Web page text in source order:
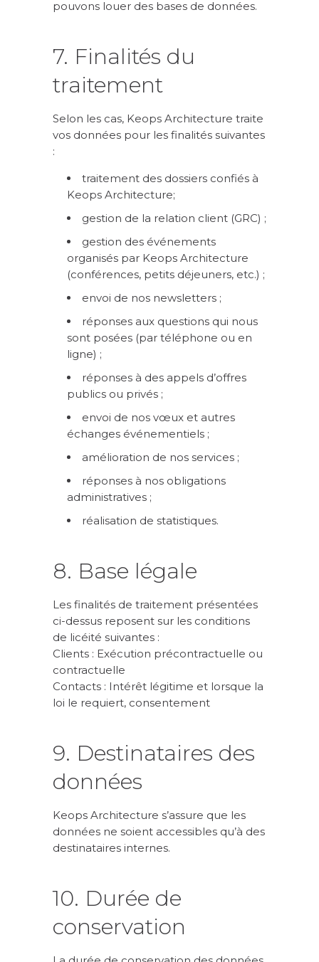
pouvons louer des bases de données.
7. Finalités du
traitement
Selon les cas, Keops Architecture traite
vos données pour les finalités suivantes
:
traitement des dossiers confiés à
Keops Architecture;
gestion de la relation client (GRC) ;
gestion des événements
organisés par Keops Architecture
(conférences, petits déjeuners, etc.) ;
envoi de nos newsletters ;
réponses aux questions qui nous
sont posées (par téléphone ou en
ligne) ;
réponses à des appels d’offres
publics ou privés ;
envoi de nos vœux et autres
échanges événementiels ;
amélioration de nos services ;
réponses à nos obligations
administratives ;
réalisation de statistiques.
8. Base légale
Les finalités de traitement présentées
ci-dessus reposent sur les conditions
de licéité suivantes :
Clients : Exécution précontractuelle ou
contractuelle
Contacts : Intérêt légitime et lorsque la
loi le requiert, consentement
9. Destinataires des
données
Keops Architecture s’assure que les
données ne soient accessibles qu’à des
destinataires internes.
10. Durée de
conservation